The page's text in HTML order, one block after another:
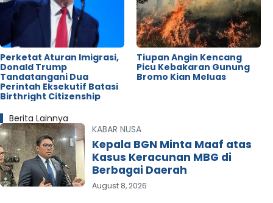
Perketat Aturan Imigrasi,
Donald Trump
Tandatangani Dua
Perintah Eksekutif Batasi
Birthright Citizenship
Tiupan Angin Kencang
Picu Kebakaran Gunung
Bromo Kian Meluas
Berita Lainnya
KABAR NUSA
Kepala BGN Minta Maaf atas
Kasus Keracunan MBG di
Berbagai Daerah
August 8, 2026